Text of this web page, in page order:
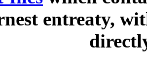
entreaty,